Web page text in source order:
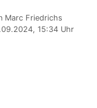
Marc Friedrichs
15:34 Uhr